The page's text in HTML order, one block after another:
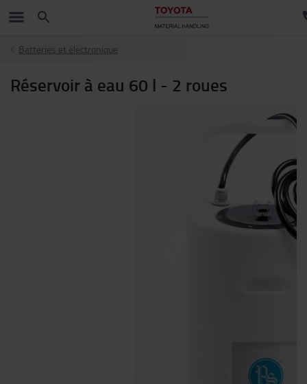
Batteries et électronique
Réservoir à eau 60 l - 2 roues